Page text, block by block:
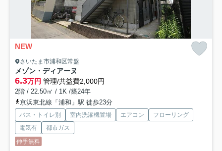
NEW
さいたま市浦和区常盤
メゾン・ディアーヌ
6.3万円 管理/共益費2,000円
2階 / 22.50㎡ / 1K /築24年
京浜東北線「浦和」駅 徒歩23分
バス・トイレ別 室内洗濯機置場 エアコン
フローリング
電気有
都市ガス
仲手無料